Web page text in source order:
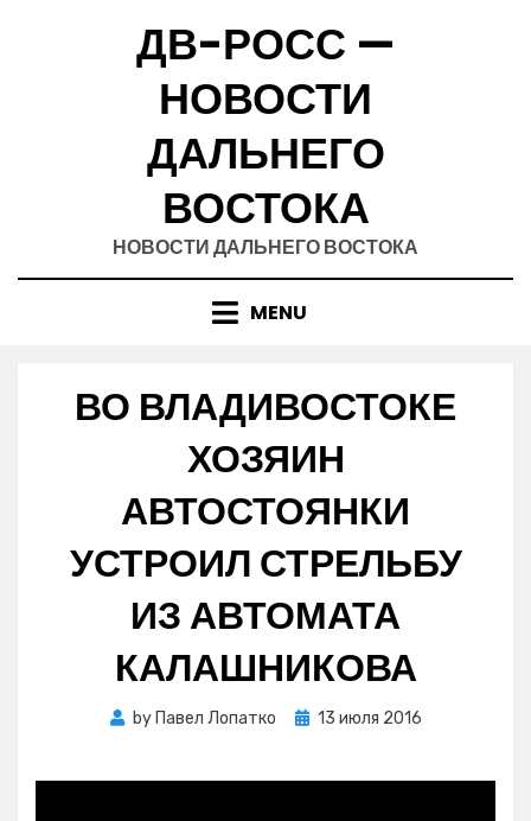
ДВ-РОСС —
НОВОСТИ
ДАЛЬНЕГО
ВОСТОКА
НОВОСТИ ДАЛЬНЕГО ВОСТОКА
MENU
ВО ВЛАДИВОСТОКЕ
ХОЗЯИН
АВТОСТОЯНКИ
УСТРОИЛ СТРЕЛЬБУ
ИЗ АВТОМАТА
КАЛАШНИКОВА
by Павел Лопатко
Posted
13 июля 2016